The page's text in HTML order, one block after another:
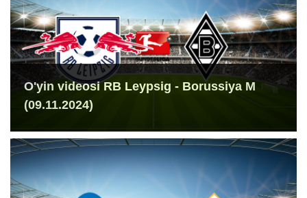
O'yin videosi RB Leypsig - Borussiya M
(09.11.2024)